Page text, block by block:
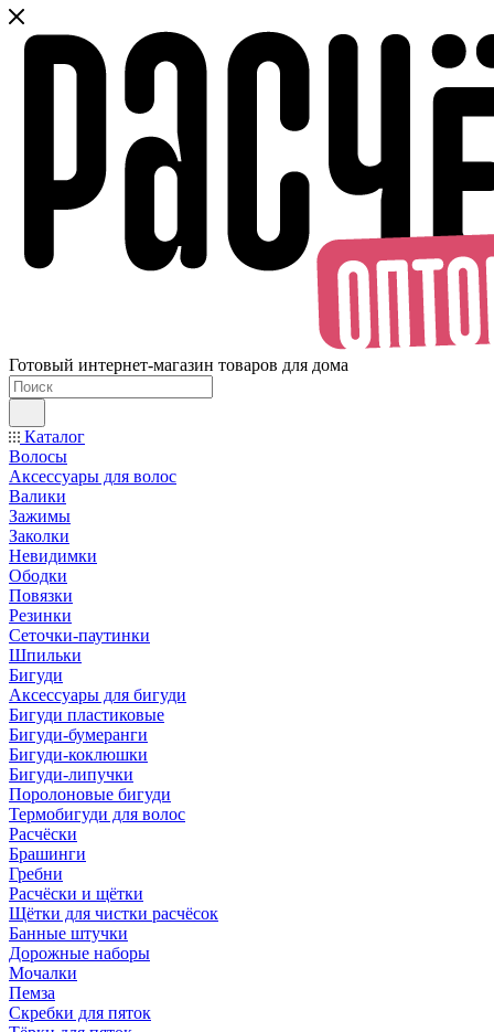
Готовый интернет-магазин товаров для дома
Каталог
Волосы
Аксессуары для волос
Валики
Зажимы
Заколки
Невидимки
Ободки
Повязки
Резинки
Сеточки-паутинки
Шпильки
Бигуди
Аксессуары для бигуди
Бигуди пластиковые
Бигуди-бумеранги
Бигуди-коклюшки
Бигуди-липучки
Поролоновые бигуди
Термобигуди для волос
Расчёски
Брашинги
Гребни
Расчёски и щётки
Щётки для чистки расчёсок
Банные штучки
Дорожные наборы
Мочалки
Пемза
Скребки для пяток